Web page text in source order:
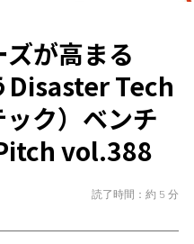
ズが高まる
Disaster Tech
ック）ベンチ
vol.388
読了時間：約 5 分